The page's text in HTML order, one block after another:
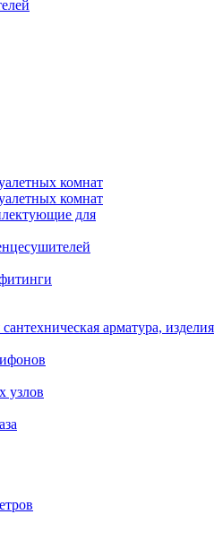
комнат
комнат
для
арматура, изделия
узлов